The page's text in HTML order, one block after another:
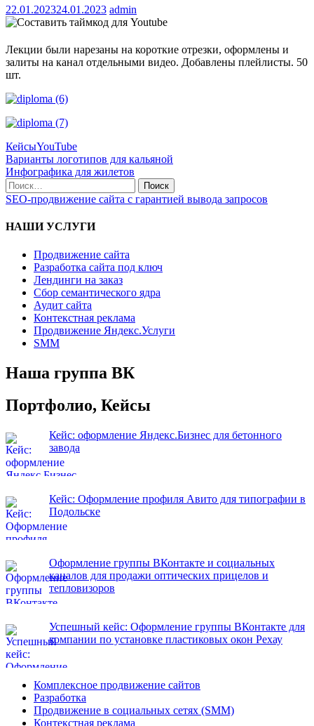
22.01.202324.01.2023 admin
Лекции были нарезаны на короткие отрезки, оформлены и
залиты на канал отдельными видео. Добавлены плейлисты. 50
шт.
КейсыYouTube
Навигация
по
записям
Варианты логотипов для кальяной
Инфографика для жилетов
Поиск
по:
SEO-продвижение сайта с гарантией вывода запросов
НАШИ УСЛУГИ
Продвижение сайта
Разработка сайта под ключ
Лендинги на заказ
Сбор семантического ядра
Аудит сайта
Контекстная реклама
Продвижение Яндекс.Услуги
SMM
Наша группа ВК
Портфолио, Кейсы
Кейс: оформление Яндекс.Бизнес для бетонного
завода
Кейс: Оформление профиля Авито для типографии в
Подольске
Оформление группы ВКонтакте и социальных
каналов для продажи оптических прицелов и
тепловизоров
Успешный кейс: Оформление группы ВКонтакте для
компании по установке пластиковых окон Рехау
Комплексное продвижение сайтов
Разработка
Продвижение в социальных сетях (SMM)
Контекстная реклама